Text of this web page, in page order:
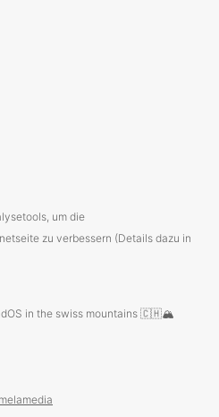
um die
zu verbessern (Details dazu in
in the swiss mountains 🇨🇭🏔